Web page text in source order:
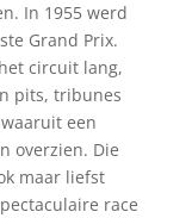
In 1955 werd
Grand Prix.
circuit lang,
pits, tribunes
een
overzien. Die
maar liefst
race